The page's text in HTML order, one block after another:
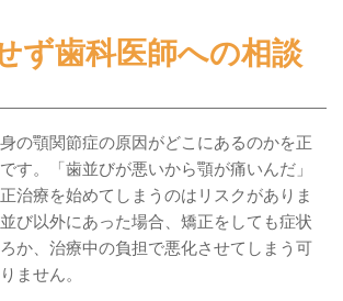
ず歯科医師への相談
の顎関節症の原因がどこにあるのかを正
す。「歯並びが悪いから顎が痛いんだ」
治療を始めてしまうのはリスクがありま
び以外にあった場合、矯正をしても症状
か、治療中の負担で悪化させてしまう可
ません。